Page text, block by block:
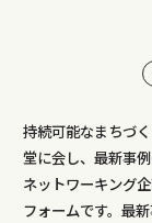
持続可能なまちづ
堂に会し、最新事
ネットワーキング
フォームです。最